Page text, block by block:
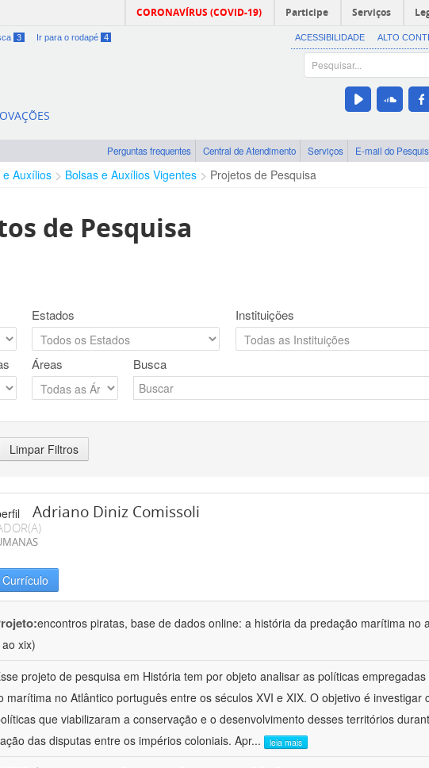
CORONAVÍRUS (COVID-19) Participe Serviços
3 Ir para o rodapé 4 ACESSIBILIDADE ALTO
Perguntas frequentes Central de Atendimento Serviços E-mail do
e Auxílios Bolsas e Auxílios Vigentes Projetos de Pesquisa
de Pesquisa
Estados Instituições
Áreas Busca
Limpar Filtros
Adriano Diniz Comissoli
Currículo
encontros piratas, base de dados online: a história da predação marítima no
xix)
projeto de pesquisa em História tem por objeto analisar as políticas
marítima no Atlântico português entre os séculos XVI e XIX. O objetivo é investigar
que viabilizaram a conservação e o desenvolvimento desses territórios
das disputas entre os impérios coloniais. Apr... leia mais